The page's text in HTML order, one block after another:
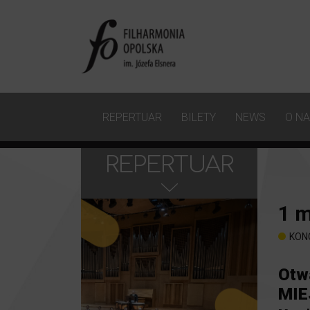
REPERTUAR BILETY NEWS O
REPERTUAR
1